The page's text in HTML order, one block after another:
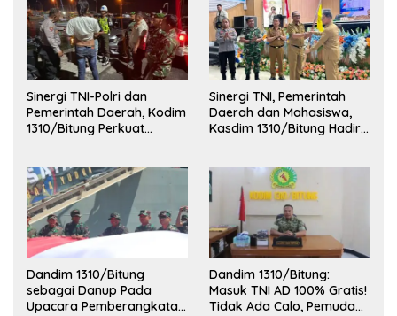
Sinergi TNI-Polri dan
Pemerintah Daerah, Kodim
1310/Bitung Perkuat
Sinergi TNI, Pemerintah
Daerah dan Mahasiswa,
Kasdim 1310/Bitung Hadiri
Kota Bitung
Dandim 1310/Bitung
sebagai Danup Pada
Upacara Pemberangkatan
Dandim 1310/Bitung:
Masuk TNI AD 100% Gratis!
Tidak Ada Calo, Pemuda